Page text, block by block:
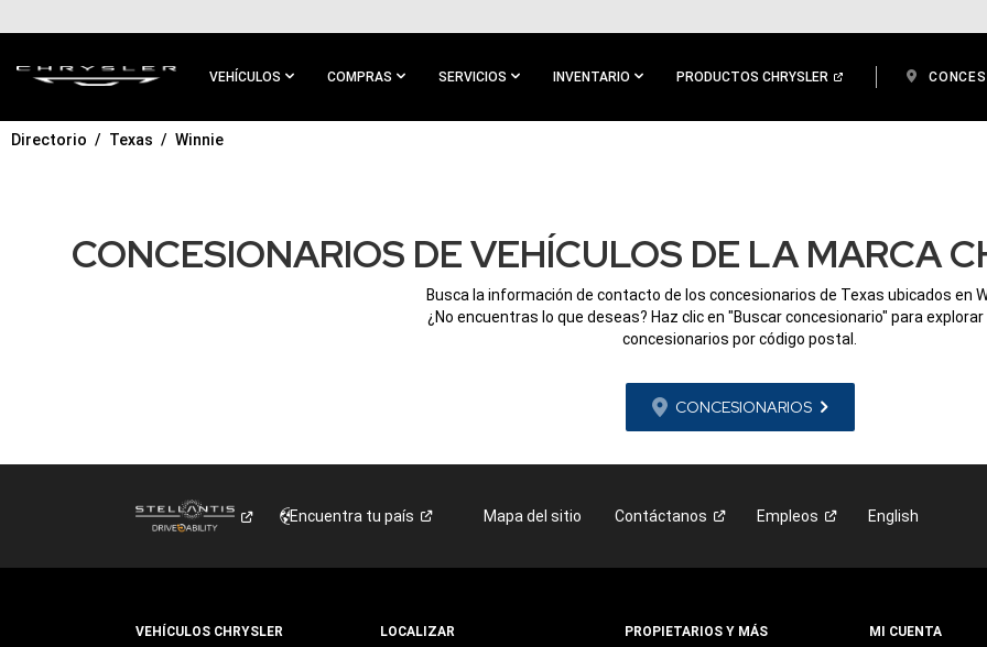
CONTENIDO
VEHÍCULOS COMPRAS SERVICIOS INVENTARIO PRODUCTOS CHRYSLER
IR A
Directorio Texas Winnie
CONCESIONARIOS DE VEHÍCULOS DE LA MARCA
Busca la información de contacto de los concesionarios de Texas ubicados en
¿No encuentras lo que deseas? Haz clic en "Buscar concesionario" para
concesionarios por código postal.
CONCESIONARIOS
Encuentra tu país Mapa del sitio Contáctanos Empleos English
VEHÍCULOS CHRYSLER LOCALIZAR PROPIETARIOS Y MÁS MI CUENTA